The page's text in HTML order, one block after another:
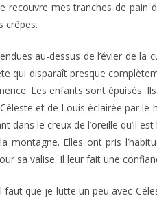
recouvre mes tranches de
crêpes.
au-dessus de l’évier de
qui disparaît presque
Les enfants sont épuisés.
et de Louis éclairée par le
dans le creux de l’oreille qu’il
montagne. Elles ont pris
sa valise. Il leur fait une
que je lutte un peu avec